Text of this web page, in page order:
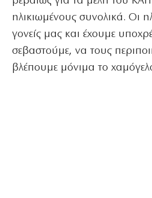
ηλικιωμένους συνολικά. Οι
γονείς μας και έχουμε
σεβαστούμε, να τους
βλέπουμε μόνιμα το